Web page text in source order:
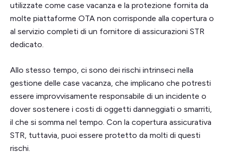
utilizzate come case vacanza e la protezione fornita da
molte piattaforme OTA non corrisponde alla copertura o
al servizio completi di un fornitore di assicurazioni STR
dedicato.
Allo stesso tempo, ci sono dei rischi intrinseci nella
gestione delle case vacanza, che implicano che potresti
essere improvvisamente responsabile di un incidente o
dover sostenere i costi di oggetti danneggiati o smarriti,
il che si somma nel tempo. Con la copertura assicurativa
STR, tuttavia, puoi essere protetto da molti di questi
rischi.